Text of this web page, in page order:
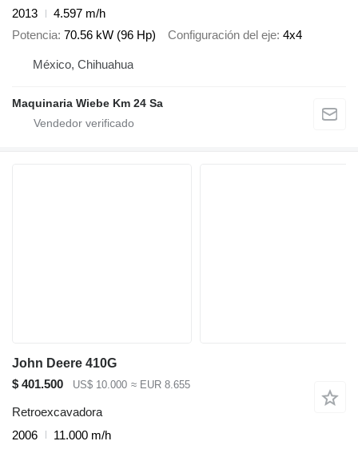
2013
4.597 m/h
Potencia 70.56 kW (96 Hp) Configuración del eje 4x4
México, Chihuahua
Maquinaria Wiebe Km 24 Sa
John Deere 410G
$ 401.500
US$ 10.000 ≈ EUR 8.655
Retroexcavadora
2006
11.000 m/h